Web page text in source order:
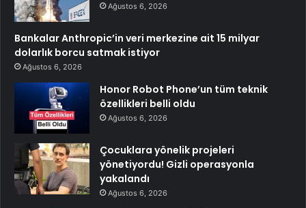
Ağustos 6, 2026
Bankalar Anthropic’in veri merkezine ait 15 milyar
dolarlık borcu satmak istiyor
Ağustos 6, 2026
Honor Robot Phone’un tüm teknik
özellikleri belli oldu
Ağustos 6, 2026
Çocuklara yönelik projeleri
yönetiyordu! Gizli operasyonla
yakalandı
Ağustos 6, 2026